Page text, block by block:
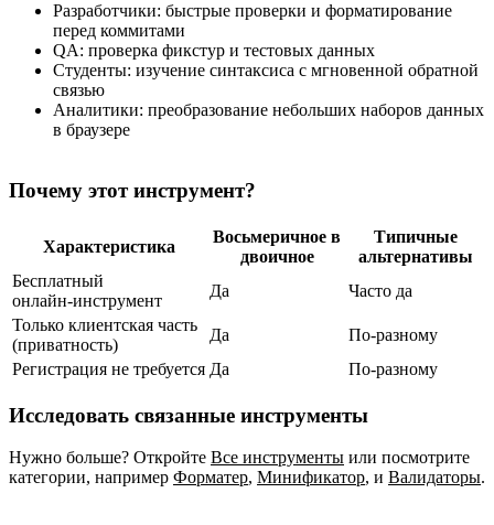
Разработчики: быстрые проверки и форматирование
перед коммитами
QA: проверка фикстур и тестовых данных
Студенты: изучение синтаксиса с мгновенной обратной
связью
Аналитики: преобразование небольших наборов данных
в браузере
Почему этот инструмент?
Характеристика
Восьмеричное в
двоичное
Типичные
альтернативы
Бесплатный
онлайн‑инструмент
Да
Часто да
Только клиентская часть
(приватность)
Да
По‑разному
Регистрация не требуется Да По‑разному
Исследовать связанные инструменты
Нужно больше? Откройте Все инструменты или посмотрите
категории, например Форматер, Минификатор, и Валидаторы.